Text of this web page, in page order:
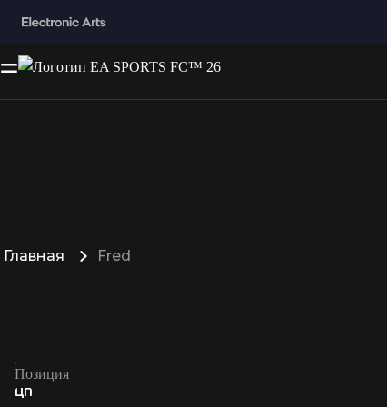
Главная Fred
Позиция
ЦП